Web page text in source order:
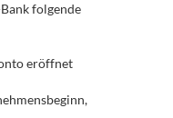
folgende
eröffnet